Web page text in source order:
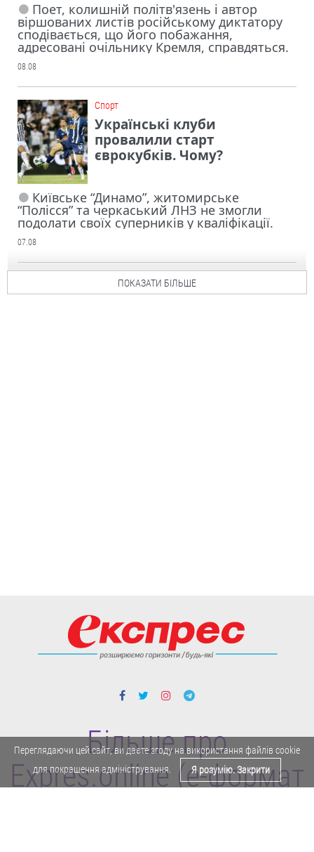
Поет, колишній політв'язень і автор
віршованих листів російському диктатору
сподівається, що його побажання,
адресовані очільнику Кремля, справдяться.
08.08
Cпорт
Українські клуби
провалили старт
єврокубків. Чому?
Київське “Динамо”, житомирське
“Полісся” та черкаський ЛНЗ не змогли
подолати своїх суперників у кваліфікації.
07.08
ПОКАЗАТИ БІЛЬШЕ
Більше про
Expres.online (e-формат
Переглядаючи цей сайт, ви даєте згоду на використання файлів cookie
для покращення адміністрування.
Я розумію. Закрити